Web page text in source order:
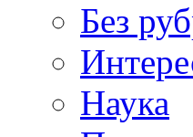
Без
Наука